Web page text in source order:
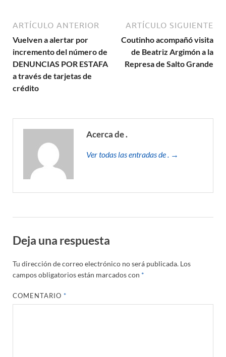
ARTÍCULO ANTERIOR
Vuelven a alertar por
incremento del número de
DENUNCIAS POR ESTAFA
a través de tarjetas de
crédito
ARTÍCULO SIGUIENTE
Coutinho acompañó visita
de Beatriz Argimón a la
Represa de Salto Grande
Acerca de .
Ver todas las entradas de . →
Deja una respuesta
Tu dirección de correo electrónico no será publicada. Los
campos obligatorios están marcados con *
COMENTARIO*